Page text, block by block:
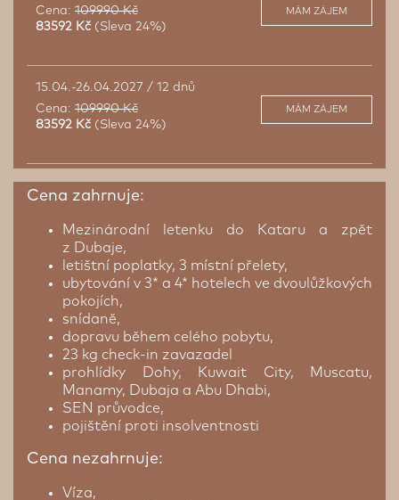
Cena: 109990 Kč
83592 Kč (Sleva 24%)
MÁM ZÁJEM
15.04.-26.04.2027 / 12 dnů
Cena: 109990 Kč
83592 Kč (Sleva 24%)
MÁM ZÁJEM
Cena zahrnuje:
Mezinárodní letenku do Kataru a zpět
z Dubaje,
letištní poplatky, 3 místní přelety,
ubytování v 3* a 4* hotelech ve dvoulůžkových
pokojích,
snídaně,
dopravu během celého pobytu,
23 kg check-in zavazadel
prohlídky Dohy, Kuwait City, Muscatu,
Manamy, Dubaja a Abu Dhabi,
SEN průvodce,
pojištění proti insolventnosti
Cena nezahrnuje:
Víza,